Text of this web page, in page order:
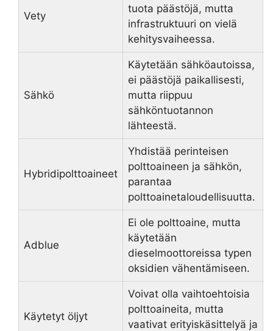
Vety
tuota päästöjä, mutta
infrastruktuuri on vielä
kehitysvaiheessa.
Sähkö
Käytetään sähköautoissa,
ei päästöjä paikallisesti,
mutta riippuu
sähköntuotannon
lähteestä.
Hybridipolttoaineet
Yhdistää perinteisen
polttoaineen ja sähkön,
parantaa
polttoainetaloudellisuutta.
Adblue
Ei ole polttoaine, mutta
käytetään
dieselmoottoreissa typen
oksidien vähentämiseen.
Käytetyt öljyt
Voivat olla vaihtoehtoisia
polttoaineita, mutta
vaativat erityiskäsittelyä ja